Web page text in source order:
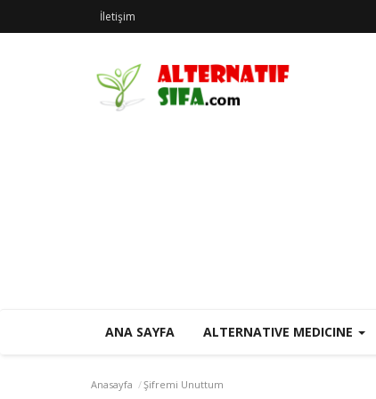
İletişim
ANA SAYFA ALTERNATIVE MEDICINE
Anasayfa Şifremi Unuttum